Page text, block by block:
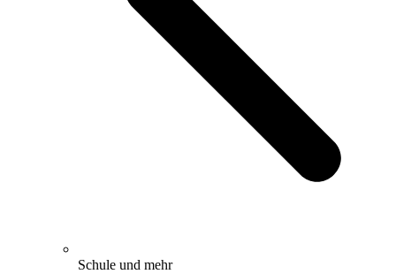
Schule und mehr